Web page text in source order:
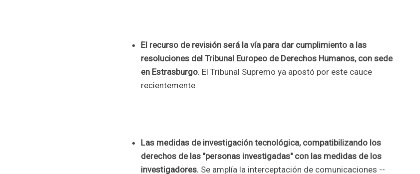
El recurso de revisión será la vía para dar cumplimiento a las
resoluciones del Tribunal Europeo de Derechos Humanos, con sede
en Estrasburgo. El Tribunal Supremo ya apostó por este cauce
recientemente.
Las medidas de investigación tecnológica, compatibilizando los
derechos de las "personas investigadas" con las medidas de los
investigadores. Se amplía la interceptación de comunicaciones --